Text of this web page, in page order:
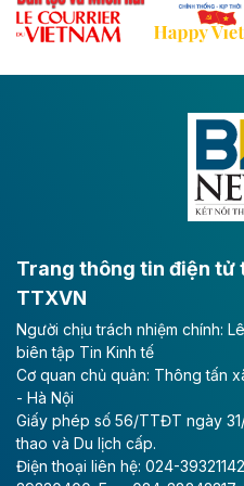
Đề xuất đầu tư 11.500
tốc CT.11 qua Ninh
Đông A dài khoảng 25,1
lực phát triển kinh tế - xã
Long Thành
Tổng công ty Cảng hàng
(ACV) vừa lập kỷ lục mới
II/2026.
Theo baodautu.vn
Vinaconex lập đỉnh
Tổng CTCP Xuất nhập
Trang thông tin điện tử
TTXVN
Người chịu trách nhiệm chính:
biên tập Tin Kinh tế
Cơ quan chủ quản: Thông tấn
- Hà Nội
Giấy phép số 56/TTĐT ngày
thao và Du lịch cấp.
Điện thoại liên hệ: 024-